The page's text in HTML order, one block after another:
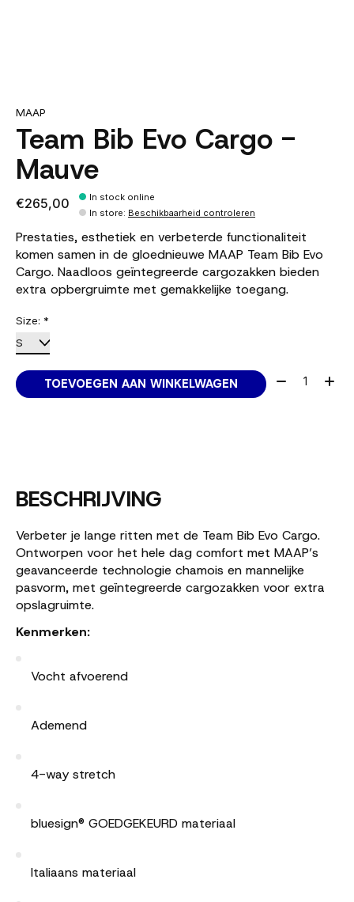
MAAP
Team Bib Evo Cargo -
Mauve
€265,00
In stock online
In store: Beschikbaarheid controleren
Prestaties, esthetiek en verbeterde functionaliteit
komen samen in de gloednieuwe MAAP Team Bib Evo
Cargo. Naadloos geïntegreerde cargozakken bieden
extra opbergruimte met gemakkelijke toegang.
Size: *
TOEVOEGEN AAN WINKELWAGEN Aantal:
BESCHRIJVING
Verbeter je lange ritten met de Team Bib Evo Cargo.
Ontworpen voor het hele dag comfort met MAAP’s
geavanceerde technologie chamois en mannelijke
pasvorm, met geïntegreerde cargozakken voor extra
opslagruimte.
Kenmerken:
Vocht afvoerend
Ademend
4-way stretch
bluesign® GOEDGEKEURD materiaal
Italiaans materiaal